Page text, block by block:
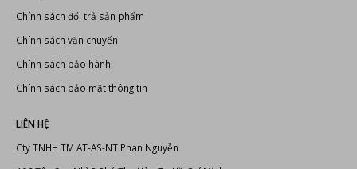
Chính sách đổi trả sản phẩm
Chính sách vận chuyển
Chính sách bảo hành
Chính sách bảo mật thông tin
LIÊN HỆ
Cty TNHH TM AT-AS-NT Phan Nguyễn